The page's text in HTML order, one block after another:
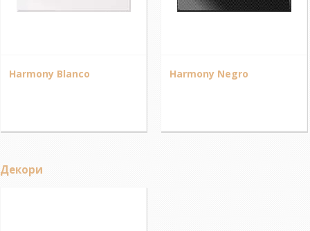
Harmony Blanco Harmony Negro
Декори